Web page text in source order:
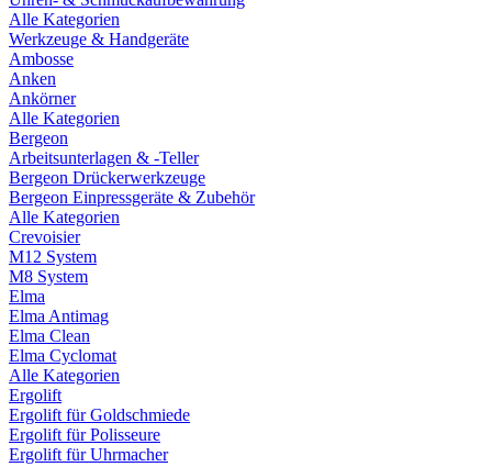
Alle Kategorien
Werkzeuge & Handgeräte
Ambosse
Anken
Ankörner
Alle Kategorien
Bergeon
Arbeitsunterlagen & -Teller
Bergeon Drückerwerkzeuge
Bergeon Einpressgeräte & Zubehör
Alle Kategorien
Crevoisier
M12 System
M8 System
Elma
Elma Antimag
Elma Clean
Elma Cyclomat
Alle Kategorien
Ergolift
Ergolift für Goldschmiede
Ergolift für Polisseure
Ergolift für Uhrmacher